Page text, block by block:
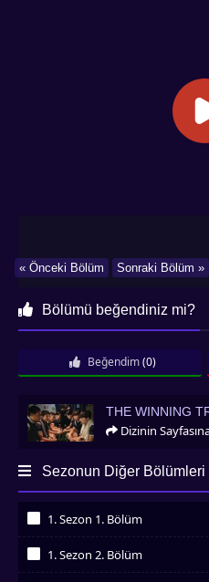
Sonraki Bölüm »
« Önceki Bölüm
Bölümü beğendiniz mi?
Beğendim (0)
The Winning Try 2025 Kore
THE WINNING
Dizinin
Sezonun Diğer Bölümleri
1. Sezon 1. Bölüm
1. Sezon 2. Bölüm